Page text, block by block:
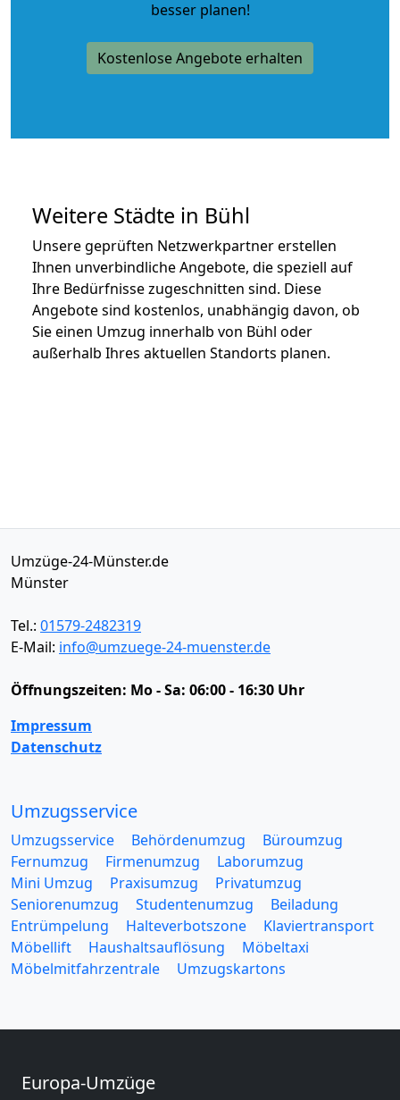
besser planen!
Kostenlose Angebote erhalten
Weitere Städte in Bühl
Unsere geprüften Netzwerkpartner erstellen
Ihnen unverbindliche Angebote, die speziell auf
Ihre Bedürfnisse zugeschnitten sind. Diese
Angebote sind kostenlos, unabhängig davon, ob
Sie einen Umzug innerhalb von Bühl oder
außerhalb Ihres aktuellen Standorts planen.
Umzüge-24-Münster.de
Münster
Tel.: 01579-2482319
E-Mail: info@umzuege-24-muenster.de
Öffnungszeiten: Mo - Sa: 06:00 - 16:30 Uhr
Impressum
Datenschutz
Umzugsservice
Umzugsservice Behördenumzug
Büroumzug
Fernumzug
Firmenumzug
Laborumzug
Mini Umzug
Praxisumzug
Privatumzug
Seniorenumzug
Studentenumzug
Beiladung
Entrümpelung
Halteverbotszone
Klaviertransport
Möbellift
Haushaltsauflösung
Möbeltaxi
Möbelmitfahrzentrale
Umzugskartons
Europa-Umzüge